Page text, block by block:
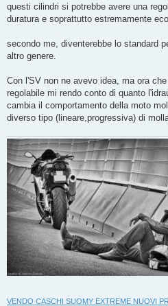
questi cilindri si potrebbe avere una
duratura e soprattutto estremamente
secondo me, diventerebbe lo standard
altro genere.
Con l'SV non ne avevo idea, ma ora
regolabile mi rendo conto di quanto
cambia il comportamento della moto
diverso tipo (lineare,progressiva) di
VENDO CASCHI SUOMY EXTREME NUOVI